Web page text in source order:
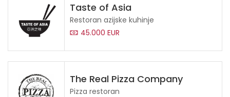
Taste of Asia
Restoran azijske kuhinje
45.000 EUR
The Real Pizza Company
Pizza restoran